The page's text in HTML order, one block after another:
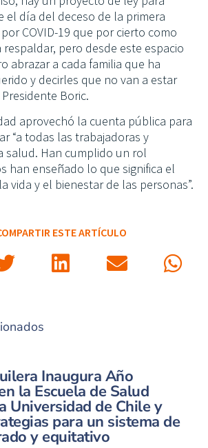
el día del deceso de la primera
COVID-19 que por cierto como
pero desde este espacio
abrazar a cada familia que ha
y decirles que no van a estar
Boric.
aprovechó la cuenta pública para
“a todas las trabajadoras y
salud. Han cumplido un rol
han enseñado lo que significa el
vida y el bienestar de las personas”.
ESTE ARTÍCULO
Inaugura Año
la Escuela de Salud
Universidad de Chile y
para un sistema de
y equitativo